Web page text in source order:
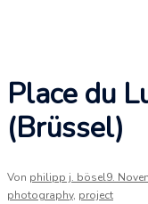
Place du
(Brüssel)
Von philipp j. bösel9.
photography, project